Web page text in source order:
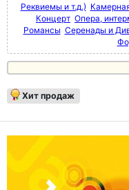
Реквиемы и т.д.)
Концерт Опера,
Романсы Серенады и
Хит продаж